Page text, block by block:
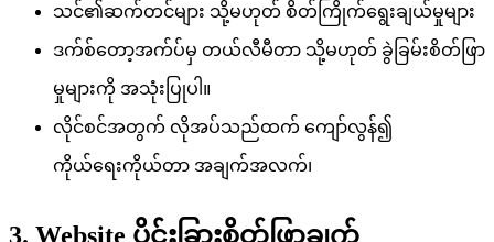
သင်၏ဆက်တင်များ သို့မဟုတ် စိတ်ကြိုက်ရွေးချယ်မှုများ
ဒက်စ်တော့အက်ပ်မှ တယ်လီမီတာ သို့မဟုတ် ခွဲခြမ်းစိတ်ဖြာ
မှုများကို အသုံးပြုပါ။
လိုင်စင်အတွက် လိုအပ်သည်ထက် ကျော်လွန်၍
ကိုယ်ရေးကိုယ်တာ အချက်အလက်၊
3. Website ပိုင်းခြားစိတ်ဖြာချက်